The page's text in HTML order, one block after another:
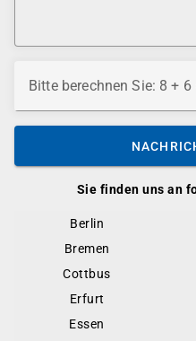
Sie finden uns an
Berlin
Bremen
Cottbus
Erfurt
Essen
Bitte berechnen Sie: 8 + 6